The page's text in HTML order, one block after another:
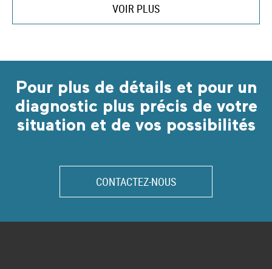
VOIR PLUS
Pour plus de détails et pour un
diagnostic plus précis de votre
situation et de vos possibilités
CONTACTEZ-NOUS